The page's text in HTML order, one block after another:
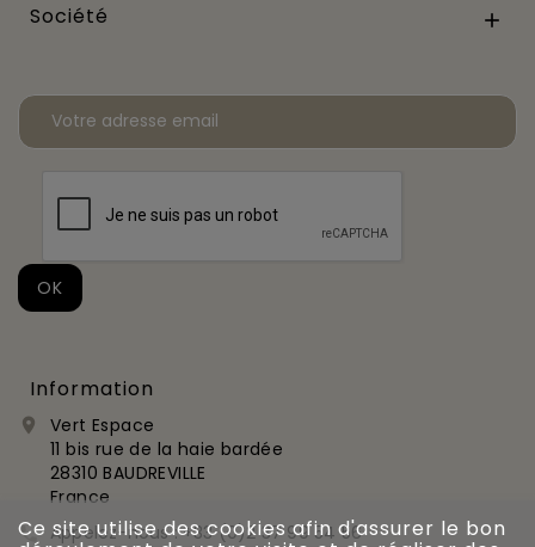
Société 
Information

Vert Espace
11 bis rue de la haie bardée
28310 BAUDREVILLE
France
 Appelez-nous :+33 (0)2 37 99 54 56
Ce site utilise des cookies afin d'assurer le bon